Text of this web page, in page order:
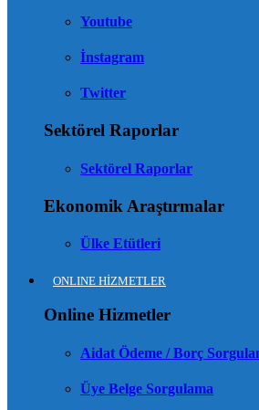
Youtube
İnstagram
Twitter
Sektörel Raporlar
Sektörel Raporlar
Ekonomik Araştırmalar
Ülke Etütleri
ONLINE HİZMETLER
Online Hizmetler
Aidat Ödeme / Borç
Üye Belge Sorgulama